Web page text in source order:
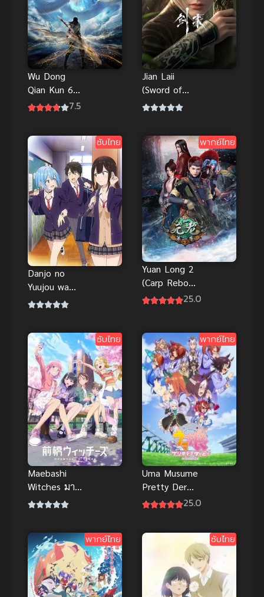
Wu Dong
Qian Kun 6
(Martial
พิภพ ภาค 6
7.5
Jian Laii
(Sword of
Coming)
ซับไทย
Danjo no
Yuujou wa
Seiritsu suru?
เพื่อนกันใช่มั้ย
(ไม่ใช่!!)
พากย์ไทย
Yuan Long 2
(Carp Reborn
2) หยวนหลง25.0
ซับไทย
Maebashi
Witches มาเอ
บาชิวิชซ์
พากย์ไทย
Uma Musume
Pretty Derby
2 สาวม้าโม25.0
พากย์ไทย ซับไทย